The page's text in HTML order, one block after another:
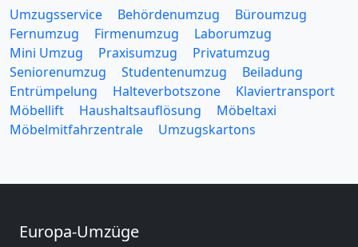
Umzugsservice Behördenumzug
Büroumzug
Fernumzug
Firmenumzug
Laborumzug
Mini Umzug
Praxisumzug
Privatumzug
Seniorenumzug
Studentenumzug
Beiladung
Entrümpelung
Halteverbotszone
Klaviertransport
Möbellift
Haushaltsauflösung
Möbeltaxi
Möbelmitfahrzentrale
Umzugskartons
Europa-Umzüge